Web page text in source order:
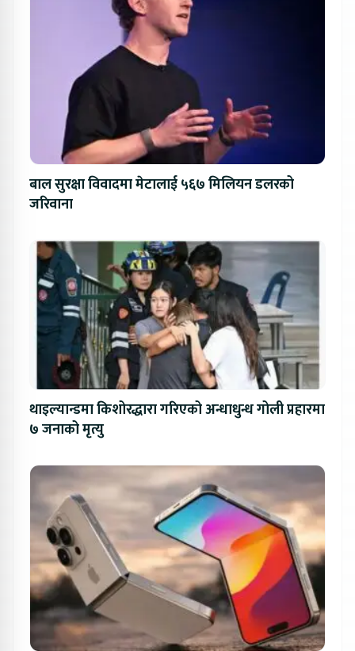
बाल सुरक्षा विवादमा मेटालाई ५६७ मिलियन डलरको
जरिवाना
थाइल्यान्डमा किशोरद्धारा गरिएको अन्धाधुन्ध गोली प्रहारमा
७ जनाको मृत्यु